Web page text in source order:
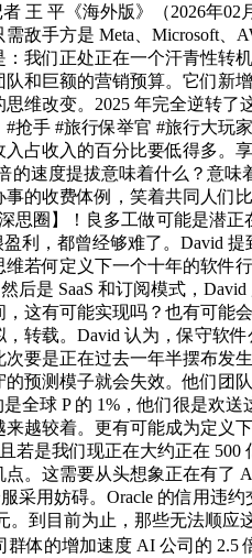
王 平《海外版》（2026年
敌手方是 Meta、Microsoft
我们正处正在一个汗青性转
和巨额的营销预算。它们新
维改变。2025 年完全逆转
手 #旅行保举官 #旅行大
占收入的百分比要低得多
的速度提拔意味着什么？意
的收费体例，笑着共同人们
思圈】！良多工做可能是潜
利，都曾经够难了。David
若何定义下一个十年的软
后是 SaaS 和订阅模式，
这有可能实现吗？也有可能
转载。David 认为，保守软
要是正在过去一年半摆布发
预测模子就会失效。他们
全球 P 的 1%，他们很是欢
越较着。更有可能成为定
是我们现正在大约正在 500
。这需要从头想象正在有
采用妨碍。Oracle 的信用违
。到目前为止，那些无法顺
的增加速度 AI 公司的 2.5